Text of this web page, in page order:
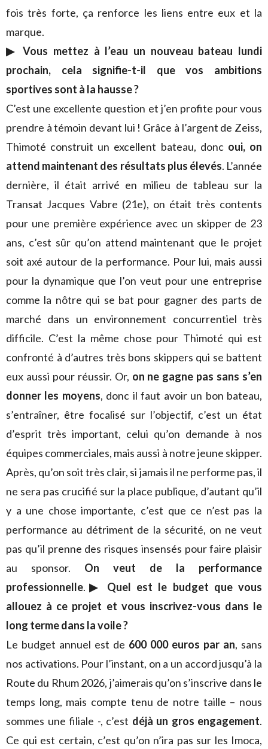
fois très forte, ça renforce les liens entre eux et la
marque.
▶ Vous mettez à l’eau un nouveau bateau lundi
prochain, cela signifie-t-il que vos ambitions
sportives sont à la hausse ?
C’est une excellente question et j’en profite pour vous
prendre à témoin devant lui ! Grâce à l’argent de Zeiss,
Thimoté construit un excellent bateau, donc oui, on
attend maintenant des résultats plus élevés. L’année
dernière, il était arrivé en milieu de tableau sur la
Transat Jacques Vabre (21e), on était très contents
pour une première expérience avec un skipper de 23
ans, c’est sûr qu’on attend maintenant que le projet
soit axé autour de la performance. Pour lui, mais aussi
pour la dynamique que l’on veut pour une entreprise
comme la nôtre qui se bat pour gagner des parts de
marché dans un environnement concurrentiel très
difficile. C’est la même chose pour Thimoté qui est
confronté à d’autres très bons skippers qui se battent
eux aussi pour réussir. Or, on ne gagne pas sans s’en
donner les moyens, donc il faut avoir un bon bateau,
s’entraîner, être focalisé sur l’objectif, c’est un état
d’esprit très important, celui qu’on demande à nos
équipes commerciales, mais aussi à notre jeune skipper.
Après, qu’on soit très clair, si jamais il ne performe pas, il
ne sera pas crucifié sur la place publique, d’autant qu’il
y a une chose importante, c’est que ce n’est pas la
performance au détriment de la sécurité, on ne veut
pas qu’il prenne des risques insensés pour faire plaisir
au sponsor. On veut de la performance
professionnelle. ▶ Quel est le budget que vous
allouez à ce projet et vous inscrivez-vous dans le
long terme dans la voile ?
Le budget annuel est de 600 000 euros par an, sans
nos activations. Pour l’instant, on a un accord jusqu’à la
Route du Rhum 2026, j’aimerais qu’on s’inscrive dans le
temps long, mais compte tenu de notre taille – nous
sommes une filiale -, c’est déjà un gros engagement.
Ce qui est certain, c’est qu’on n’ira pas sur les Imoca,